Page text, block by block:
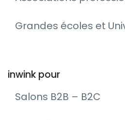
Grandes écoles et
inwink pour
Salons B2B – B2C